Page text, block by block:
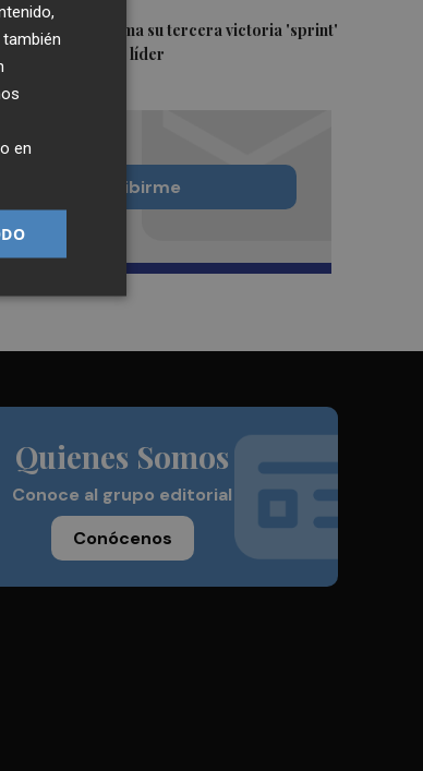
Jorge Martín suma su tercera victoria 'sprint'
del año y es más líder
Quiero suscribirme
Quienes Somos
Conoce al grupo editorial
Conócenos
también
en